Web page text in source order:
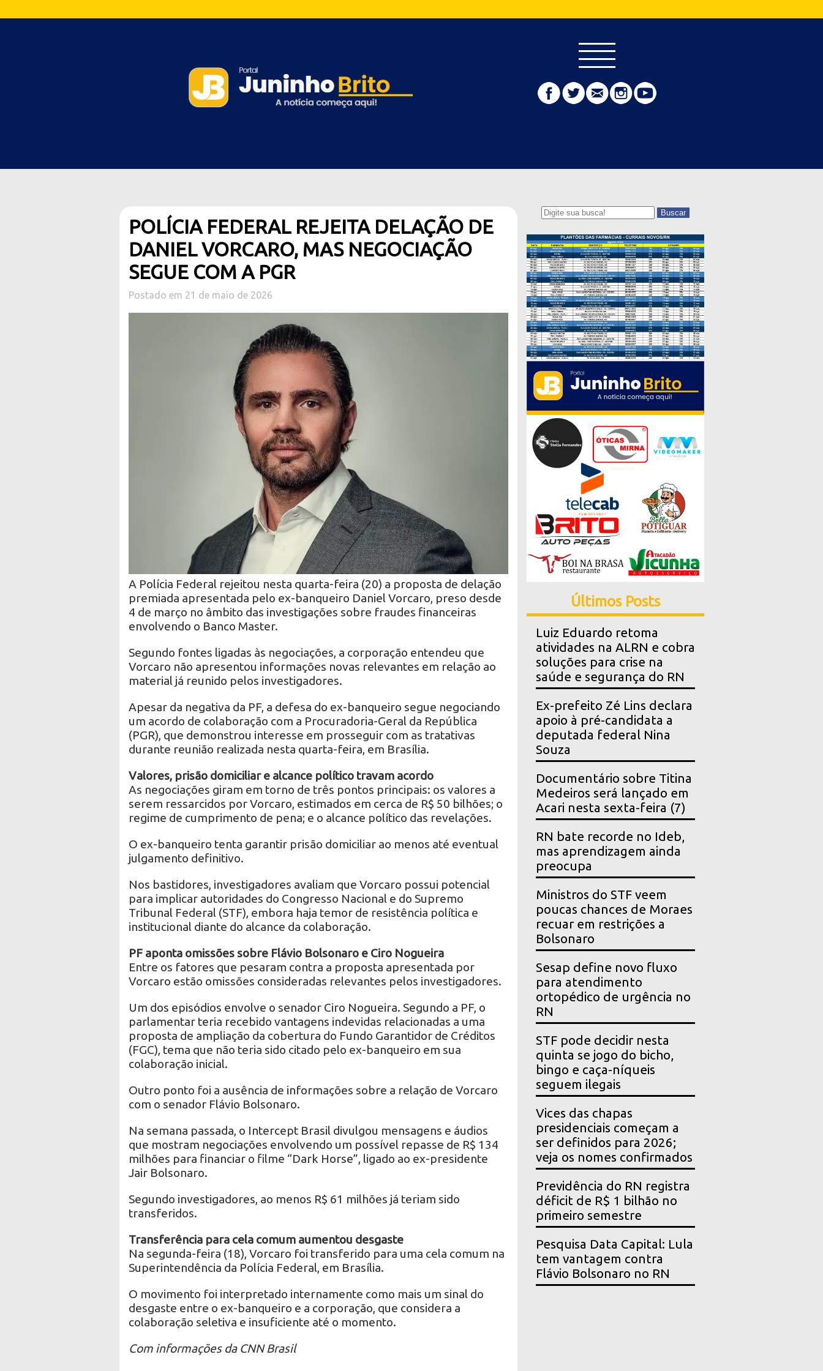
POLÍCIA FEDERAL REJEITA DELAÇÃO DE
DANIEL VORCARO, MAS NEGOCIAÇÃO
SEGUE COM A PGR
Postado em 21 de maio de 2026
A Polícia Federal rejeitou nesta quarta-feira (20) a proposta de delação
premiada apresentada pelo ex-banqueiro Daniel Vorcaro, preso desde
4 de março no âmbito das investigações sobre fraudes financeiras
envolvendo o Banco Master.
Segundo fontes ligadas às negociações, a corporação entendeu que
Vorcaro não apresentou informações novas relevantes em relação ao
material já reunido pelos investigadores.
Apesar da negativa da PF, a defesa do ex-banqueiro segue negociando
um acordo de colaboração com a Procuradoria-Geral da República
(PGR), que demonstrou interesse em prosseguir com as tratativas
durante reunião realizada nesta quarta-feira, em Brasília.
Valores, prisão domiciliar e alcance político travam acordo
As negociações giram em torno de três pontos principais: os valores a
serem ressarcidos por Vorcaro, estimados em cerca de R$ 50 bilhões; o
regime de cumprimento de pena; e o alcance político das revelações.
O ex-banqueiro tenta garantir prisão domiciliar ao menos até eventual
julgamento definitivo.
Nos bastidores, investigadores avaliam que Vorcaro possui potencial
para implicar autoridades do Congresso Nacional e do Supremo
Tribunal Federal (STF), embora haja temor de resistência política e
institucional diante do alcance da colaboração.
PF aponta omissões sobre Flávio Bolsonaro e Ciro Nogueira
Entre os fatores que pesaram contra a proposta apresentada por
Vorcaro estão omissões consideradas relevantes pelos investigadores.
Um dos episódios envolve o senador Ciro Nogueira. Segundo a PF, o
parlamentar teria recebido vantagens indevidas relacionadas a uma
proposta de ampliação da cobertura do Fundo Garantidor de Créditos
(FGC), tema que não teria sido citado pelo ex-banqueiro em sua
colaboração inicial.
Outro ponto foi a ausência de informações sobre a relação de Vorcaro
com o senador Flávio Bolsonaro.
Na semana passada, o Intercept Brasil divulgou mensagens e áudios
que mostram negociações envolvendo um possível repasse de R$ 134
milhões para financiar o filme “Dark Horse”, ligado ao ex-presidente
Jair Bolsonaro.
Segundo investigadores, ao menos R$ 61 milhões já teriam sido
transferidos.
Transferência para cela comum aumentou desgaste
Na segunda-feira (18), Vorcaro foi transferido para uma cela comum na
Superintendência da Polícia Federal, em Brasília.
O movimento foi interpretado internamente como mais um sinal do
desgaste entre o ex-banqueiro e a corporação, que considera a
colaboração seletiva e insuficiente até o momento.
Com informações da CNN Brasil
Buscar
Últimos Posts
Luiz Eduardo retoma
atividades na ALRN e cobra
soluções para crise na
saúde e segurança do RN
Ex-prefeito Zé Lins declara
apoio à pré-candidata a
deputada federal Nina
Souza
Documentário sobre Titina
Medeiros será lançado em
Acari nesta sexta-feira (7)
RN bate recorde no Ideb,
mas aprendizagem ainda
preocupa
Ministros do STF veem
poucas chances de Moraes
recuar em restrições a
Bolsonaro
Sesap define novo fluxo
para atendimento
ortopédico de urgência no
RN
STF pode decidir nesta
quinta se jogo do bicho,
bingo e caça-níqueis
seguem ilegais
Vices das chapas
presidenciais começam a
ser definidos para 2026;
veja os nomes confirmados
Previdência do RN registra
déficit de R$ 1 bilhão no
primeiro semestre
Pesquisa Data Capital: Lula
tem vantagem contra
Flávio Bolsonaro no RN